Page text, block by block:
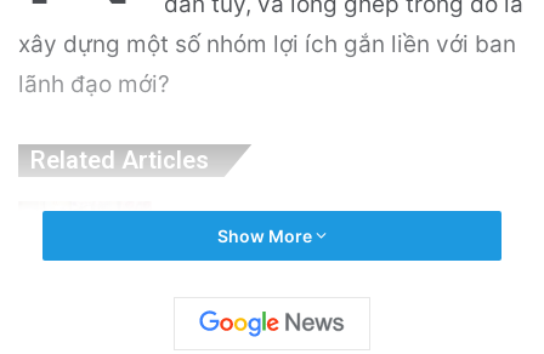
xây dựng một số nhóm lợi ích gắn liền với ban
lãnh đạo mới?
Related Articles
Livestream Của Bà Nguyễn Phương Hằng!
7 hours ago
Sự Kiện Livestream Gây Chấn Động: 3 Triệu
Show More